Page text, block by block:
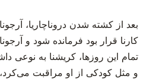
‫بعد از کشته شدن دروناچاریا،
کارنا قرار بود فرمانده شود و
تمام این روزها، کریشنا به نوعی
و مثل کودکی از او مراقبت